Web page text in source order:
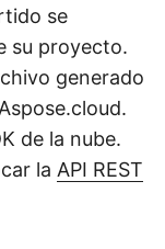
se
su proyecto.
generado
de la nube.
la API REST